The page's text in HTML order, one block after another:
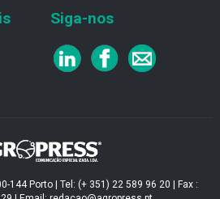
Siga-nos
144 Porto | Tel: (+ 351) 22 589 96 20 | Fax :